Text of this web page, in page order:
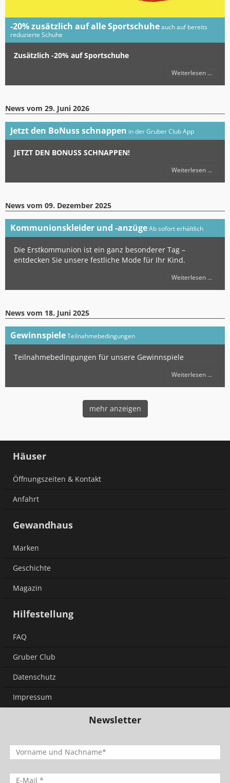
-20% zusätzlich auf alle Sportschuheauch auf bereits
reduzierte Schuhe
Zusätzlich -20% auf Sportschuhe
Weiterlesen ...
News vom 29. Juni 2026
Jetzt den BoNuss schnappen in der Gruber Club App
JETZT DEN BONUSS SCHNAPPEN!
Weiterlesen ...
News vom 09. Dezember 2025
Kommunionskleider und -anzügeAb sofort erhältlich
Die Erstkommunion ist ein ganz besonderer Tag –
entdecken Sie unsere festliche Mode für Ihr Kind.
Weiterlesen ...
News vom 18. Juni 2025
GewinnspieleTeilnahmebedingungen
Teilnahmebedingungen für unsere Gewinnspiele
Weiterlesen ...
mehr anzeigen
Häuser
Öffnungszeiten & Kontakt
Anfahrt
Gewandhaus
Marken
Geschichte
Magazin
Hilfestellung
FAQ
Gruber Club
Datenschutz
Impressum
Newsletter